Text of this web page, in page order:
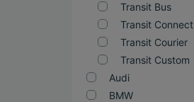
Transit Bus
Transit Connect
Transit Courier
Transit Custom
Audi
BMW